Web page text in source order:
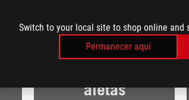
Switch to your local site to shop online and
Permanecer aquí
aletas